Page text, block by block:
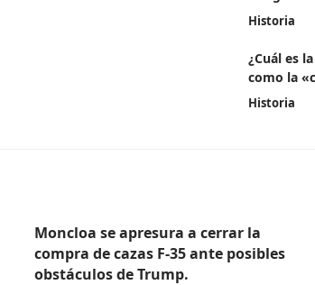
Historia
¿Cuál es
como la
Historia
Moncloa se apresura a cerrar la
compra de cazas F-35 ante posibles
obstáculos de Trump.